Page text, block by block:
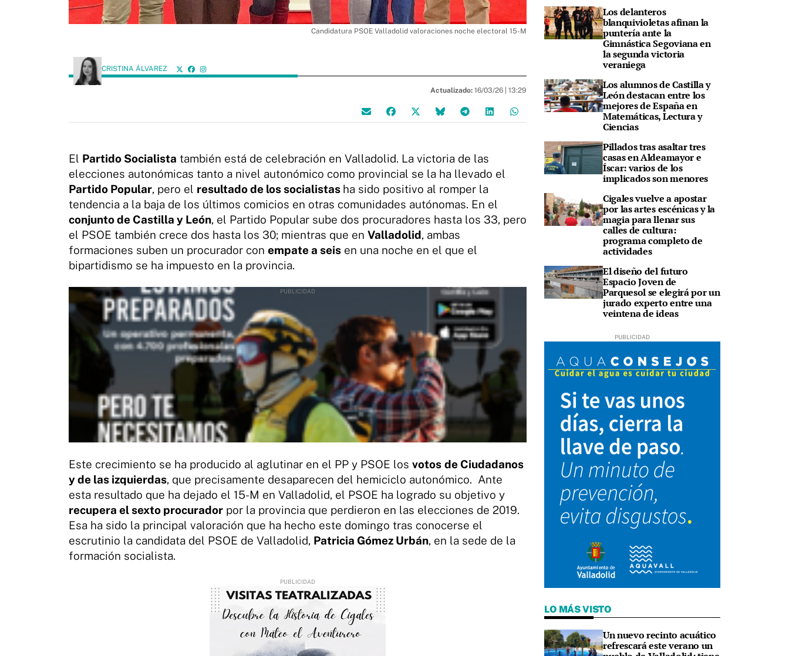
Candidatura PSOE Valladolid valoraciones noche electoral 15-M
CRISTINA ÁLVAREZ
Actualizado: 16/03/26 | 13:29
El Partido Socialista también está de celebración en Valladolid. La victoria de las
elecciones autonómicas tanto a nivel autonómico como provincial se la ha llevado el
Partido Popular, pero el resultado de los socialistas ha sido positivo al romper la
tendencia a la baja de los últimos comicios en otras comunidades autónomas. En el
conjunto de Castilla y León, el Partido Popular sube dos procuradores hasta los 33, pero
el PSOE también crece dos hasta los 30; mientras que en Valladolid, ambas
formaciones suben un procurador con empate a seis en una noche en el que el
bipartidismo se ha impuesto en la provincia.
Este crecimiento se ha producido al aglutinar en el PP y PSOE los votos de Ciudadanos
y de las izquierdas, que precisamente desaparecen del hemiciclo autonómico. Ante
esta resultado que ha dejado el 15-M en Valladolid, el PSOE ha logrado su objetivo y
recupera el sexto procurador por la provincia que perdieron en las elecciones de 2019.
Esa ha sido la principal valoración que ha hecho este domingo tras conocerse el
escrutinio la candidata del PSOE de Valladolid, Patricia Gómez Urbán, en la sede de la
formación socialista.
Los delanteros
blanquivioletas afinan la
puntería ante la
Gimnástica Segoviana en
la segunda victoria
veraniega
Los alumnos de Castilla y
León destacan entre los
mejores de España en
Matemáticas, Lectura y
Ciencias
Pillados tras asaltar tres
casas en Aldeamayor e
Íscar: varios de los
implicados son menores
Cigales vuelve a apostar
por las artes escénicas y la
magia para llenar sus
calles de cultura:
programa completo de
actividades
El diseño del futuro
Espacio Joven de
Parquesol se elegirá por un
jurado experto entre una
veintena de ideas
LO MÁS VISTO
Un nuevo recinto acuático
refrescará este verano un